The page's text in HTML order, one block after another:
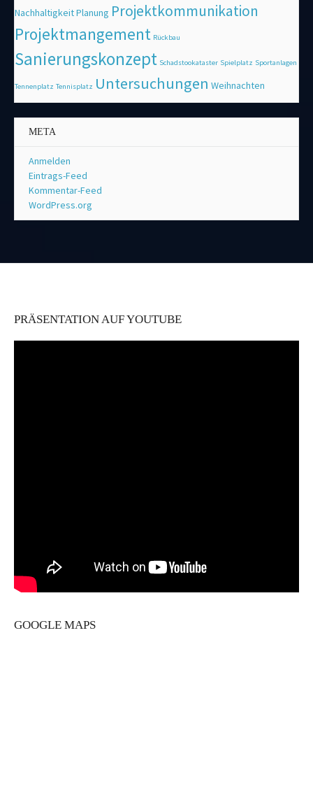
NachhaltigkeitPlanung Projektkommunikation
Projektmangement Rückbau
Sanierungskonzept Schadstookataster Spielplatz Sportanlagen
Tennenplatz Tennisplatz Untersuchungen Weihnachten
META
Anmelden
Eintrags-Feed
Kommentar-Feed
WordPress.org
PRÄSENTATION AUF YOUTUBE
GOOGLE MAPS